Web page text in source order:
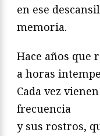
en ese
memoria.
Hace años que
a horas
Cada vez
frecuencia
y sus rostros,